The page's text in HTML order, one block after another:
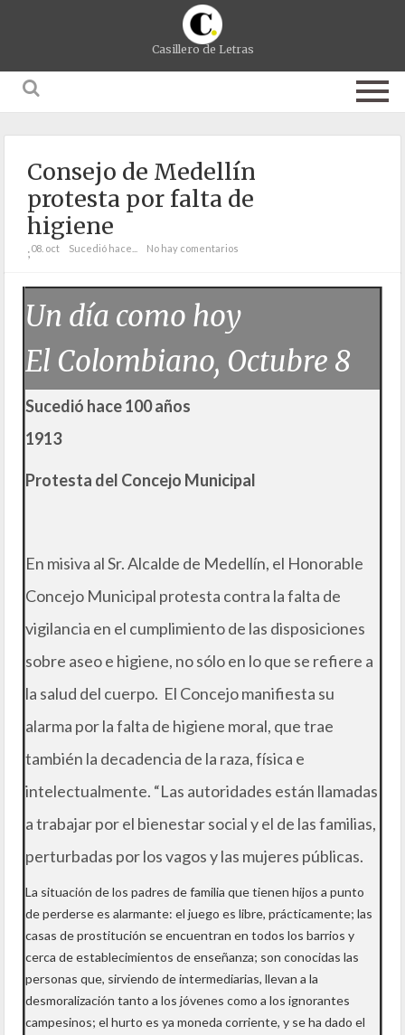
Casillero de Letras
Consejo de Medellín
protesta por falta de
higiene
;08. oct Sucedió hace... No hay comentarios
Un día como hoy
El Colombiano, Octubre 8
Sucedió hace 100 años
1913
Protesta del Concejo Municipal
En misiva al Sr. Alcalde de Medellín, el Honorable
Concejo Municipal protesta contra la falta de
vigilancia en el cumplimiento de las disposiciones
sobre aseo e higiene, no sólo en lo que se refiere a
la salud del cuerpo. El Concejo manifiesta su
alarma por la falta de higiene moral, que trae
también la decadencia de la raza, física e
intelectualmente. “Las autoridades están llamadas
a trabajar por el bienestar social y el de las familias,
perturbadas por los vagos y las mujeres públicas.
La situación de los padres de familia que tienen hijos a punto
de perderse es alarmante: el juego es libre, prácticamente; las
casas de prostitución se encuentran en todos los barrios y
cerca de establecimientos de enseñanza; son conocidas las
personas que, sirviendo de intermediarias, llevan a la
desmoralización tanto a los jóvenes como a los ignorantes
campesinos; el hurto es ya moneda corriente, y se ha dado el